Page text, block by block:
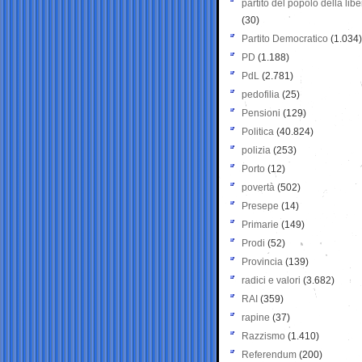
partito del popolo della
(30)
Partito Democratico (1.034)
PD (1.188)
PdL (2.781)
pedofilia (25)
Pensioni (129)
Politica (40.824)
polizia (253)
Porto (12)
povertà (502)
Presepe (14)
Primarie (149)
Prodi (52)
Provincia (139)
radici e valori (3.682)
RAI (359)
rapine (37)
Razzismo (1.410)
Referendum (200)